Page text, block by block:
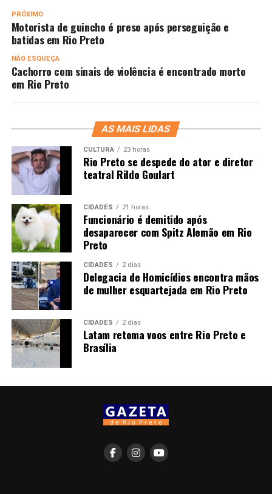
PRÓXIMO
Motorista de guincho é preso após perseguição e
batidas em Rio Preto
NÃO ESQUEÇA
Cachorro com sinais de violência é encontrado morto
em Rio Preto
AS MAIS LIDAS
CULTURA 23 horas
Rio Preto se despede do ator e diretor
teatral Rildo Goulart
CIDADES 21 horas
Funcionário é demitido após
desaparecer com Spitz Alemão em Rio
Preto
CIDADES 2 dias
Delegacia de Homicídios encontra mãos
de mulher esquartejada em Rio Preto
CIDADES 2 dias
Latam retoma voos entre Rio Preto e
Brasília